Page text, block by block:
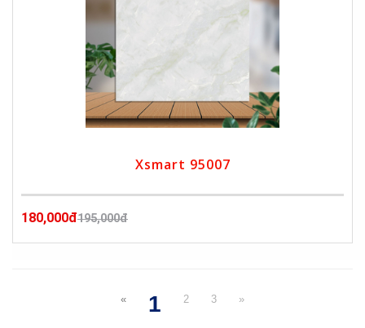
Xsmart 95007
180,000đ195,000đ
«
1
2 3 »